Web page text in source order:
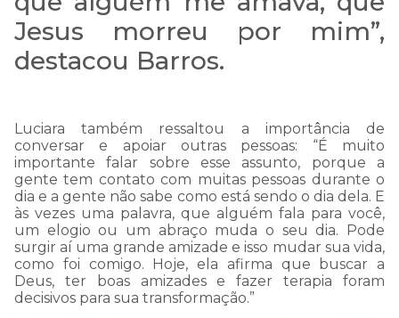
Jesus morreu por mim”,
destacou Barros.
Luciara também ressaltou a importância de
conversar e apoiar outras pessoas: “É muito
importante falar sobre esse assunto, porque a
gente tem contato com muitas pessoas durante o
dia e a gente não sabe como está sendo o dia dela. E
às vezes uma palavra, que alguém fala para você,
um elogio ou um abraço muda o seu dia. Pode
surgir aí uma grande amizade e isso mudar sua vida,
como foi comigo. Hoje, ela afirma que buscar a
Deus, ter boas amizades e fazer terapia foram
decisivos para sua transformação.”
informamos que estamos
trabalhando arduamente
para resolver esta questão!
Prazo de normalização:
quinta-feira, 23/11/2023 às
17h
Nossa equipe está ligando
para cada mensagem